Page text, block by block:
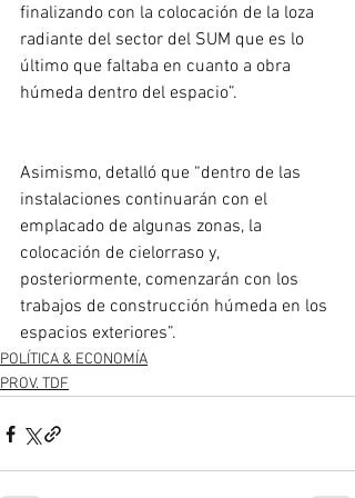
finalizando con la colocación de la loza
radiante del sector del SUM que es lo
último que faltaba en cuanto a obra
húmeda dentro del espacio”.
Asimismo, detalló que “dentro de las
instalaciones continuarán con el
emplacado de algunas zonas, la
colocación de cielorraso y,
posteriormente, comenzarán con los
trabajos de construcción húmeda en los
espacios exteriores”.
POLÍTICA & ECONOMÍA
PROV. TDF